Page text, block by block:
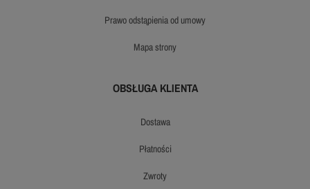
prawo odstąpienia od umowy
mapa strony
OBSŁUGA KLIENTA
dostawa
płatności
zwroty